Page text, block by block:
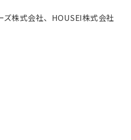
株式会社、HOUSEI株式会社